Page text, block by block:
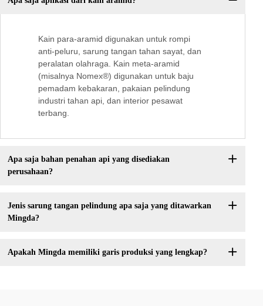
Kain para-aramid digunakan untuk rompi
anti-peluru, sarung tangan tahan sayat, dan
peralatan olahraga. Kain meta-aramid
(misalnya Nomex®) digunakan untuk baju
pemadam kebakaran, pakaian pelindung
industri tahan api, dan interior pesawat
terbang.
Apa saja bahan penahan api yang disediakan
perusahaan?
Jenis sarung tangan pelindung apa saja yang ditawarkan
Mingda?
Apakah Mingda memiliki garis produksi yang lengkap?